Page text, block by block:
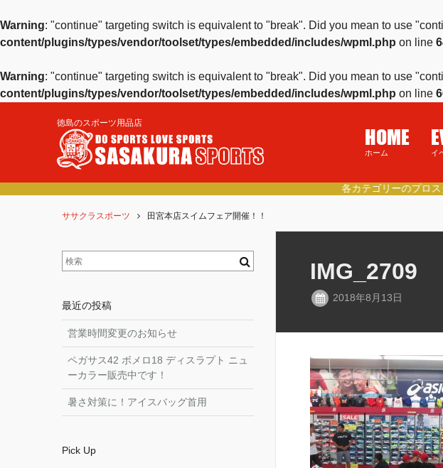
Warning: "continue" targeting switch is equivalent to "break". Did you mean to use
content/plugins/types/vendor/toolset/types/embedded/includes/wpml.php on line
Warning: "continue" targeting switch is equivalent to "break". Did you mean to use
content/plugins/types/vendor/toolset/types/embedded/includes/wpml.php on line
徳島のスポーツ用品店
HOME
ホーム イ
徳島県
ササクラスポーツ 田宮本店スイムフェア開催！！
IMG_2709
2018年8月13日
最近の投稿
営業時間変更のお知らせ
ペガサス42 ボメロ18 ディスラプト ニュ
ーカラー販売中です！
暑さ対策に！アイスバッグ首用
Pick Up